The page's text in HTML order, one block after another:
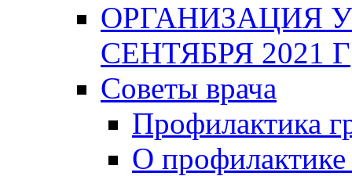
ОРГАНИЗАЦИЯ
СЕНТЯБРЯ 2021 Г
Советы врача
Профилактика
О профилактике